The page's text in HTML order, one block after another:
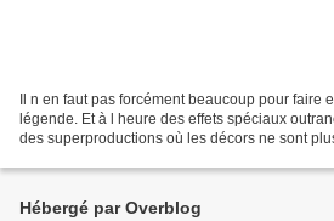
Il n en faut pas forcément beaucoup pour faire
légende. Et à l heure des effets spéciaux
des superproductions où les décors ne sont
Hébergé par Overblog